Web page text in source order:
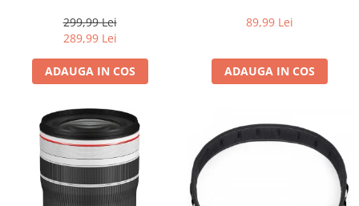
299,99 Lei
289,99 Lei
ADAUGA IN COS
89,99 Lei
ADAUGA IN COS